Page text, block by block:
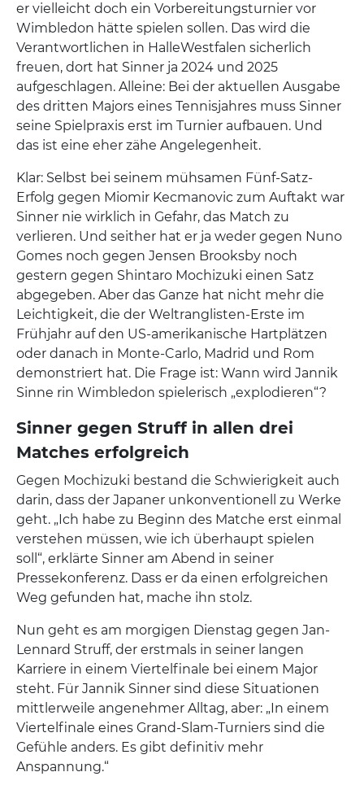
er vielleicht doch ein Vorbereitungsturnier vor
Wimbledon hätte spielen sollen. Das wird die
Verantwortlichen in HalleWestfalen sicherlich
freuen, dort hat Sinner ja 2024 und 2025
aufgeschlagen. Alleine: Bei der aktuellen Ausgabe
des dritten Majors eines Tennisjahres muss Sinner
seine Spielpraxis erst im Turnier aufbauen. Und
das ist eine eher zähe Angelegenheit.
Klar: Selbst bei seinem mühsamen Fünf-Satz-
Erfolg gegen Miomir Kecmanovic zum Auftakt war
Sinner nie wirklich in Gefahr, das Match zu
verlieren. Und seither hat er ja weder gegen Nuno
Gomes noch gegen Jensen Brooksby noch
gestern gegen Shintaro Mochizuki einen Satz
abgegeben. Aber das Ganze hat nicht mehr die
Leichtigkeit, die der Weltranglisten-Erste im
Frühjahr auf den US-amerikanische Hartplätzen
oder danach in Monte-Carlo, Madrid und Rom
demonstriert hat. Die Frage ist: Wann wird Jannik
Sinne rin Wimbledon spielerisch „explodieren“?
Sinner gegen Struff in allen drei
Matches erfolgreich
Gegen Mochizuki bestand die Schwierigkeit auch
darin, dass der Japaner unkonventionell zu Werke
geht. „Ich habe zu Beginn des Matche erst einmal
verstehen müssen, wie ich überhaupt spielen
soll“, erklärte Sinner am Abend in seiner
Pressekonferenz. Dass er da einen erfolgreichen
Weg gefunden hat, mache ihn stolz.
Nun geht es am morgigen Dienstag gegen Jan-
Lennard Struff, der erstmals in seiner langen
Karriere in einem Viertelfinale bei einem Major
steht. Für Jannik Sinner sind diese Situationen
mittlerweile angenehmer Alltag, aber: „In einem
Viertelfinale eines Grand-Slam-Turniers sind die
Gefühle anders. Es gibt definitiv mehr
Anspannung.“